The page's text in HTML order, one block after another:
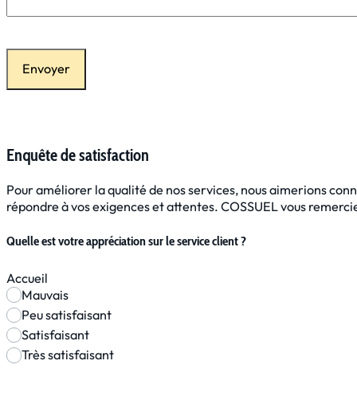
Envoyer
Enquête de satisfaction
Pour améliorer la qualité de nos services, nous aimerions
répondre à vos exigences et attentes. COSSUEL vous
Quelle est votre appréciation sur le service client ?
Accueil
Mauvais
Peu satisfaisant
Satisfaisant
Très satisfaisant